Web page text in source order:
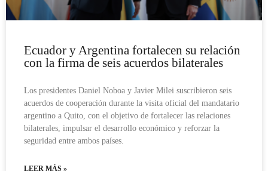
Ecuador y Argentina fortalecen su relación
con la firma de seis acuerdos bilaterales
Los presidentes Daniel Noboa y Javier Milei suscribieron seis
acuerdos de cooperación durante la visita oficial del mandatario
argentino a Quito, con el objetivo de fortalecer las relaciones
bilaterales, impulsar el desarrollo económico y reforzar la
seguridad entre ambos países.
LEER MÁS »